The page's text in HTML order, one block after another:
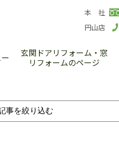
本 社
円山店
玄関ドアリフォーム・窓
リフォームのページ